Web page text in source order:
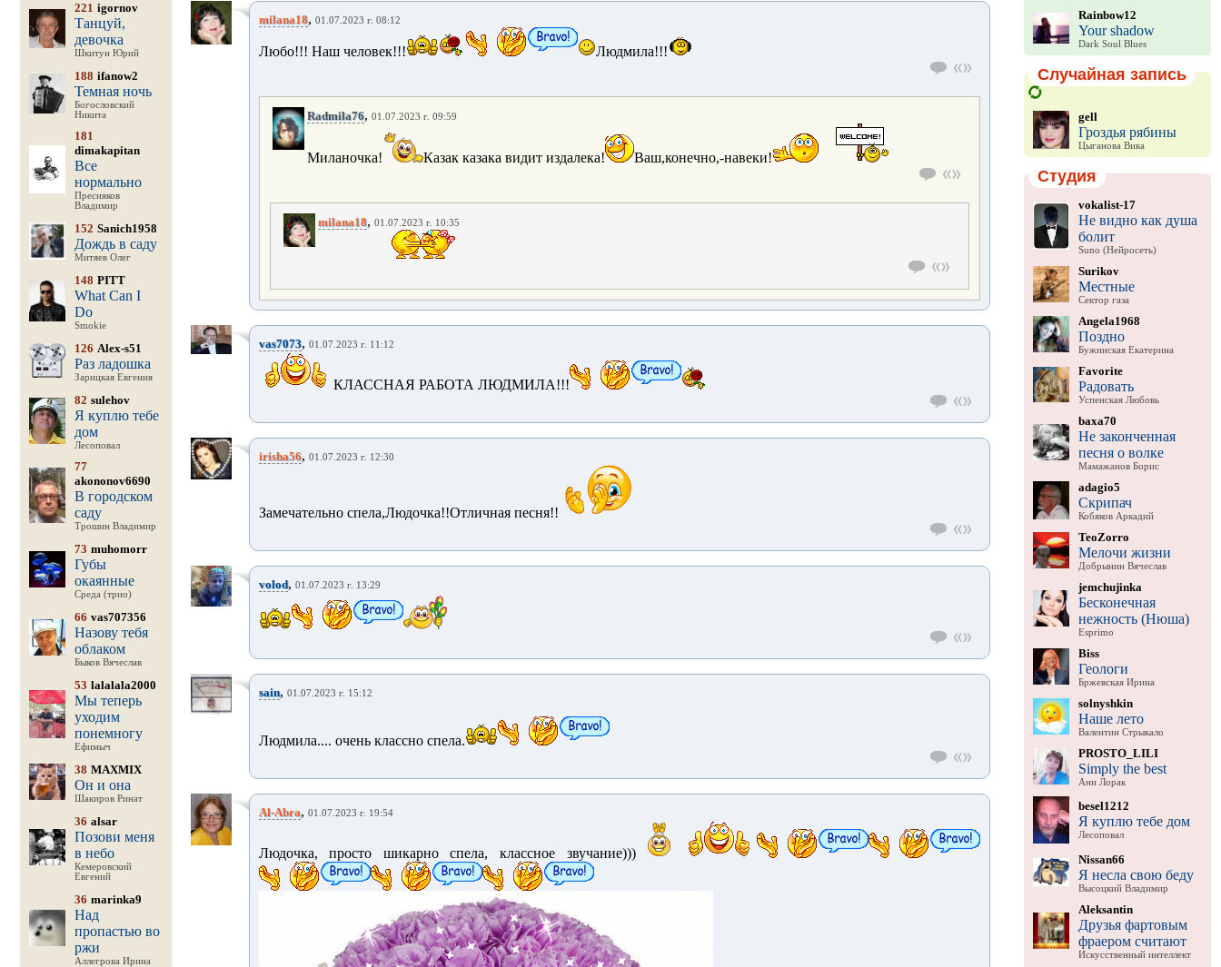
221 igornov
Танцуй,
девочка
Шкитун Юрий
188 ifanow2
Темная ночь
Богословский
Никита
181
dimakapitan
Все
нормально
Пресняков
Владимир
152 Sanich1958
Дождь в саду
Митяев Олег
148 PITT
What Can I
Do
Smokie
126 Alex-s51
Раз ладошка
Зарицкая Евгения
82 sulehov
Я куплю тебе
дом
Лесоповал
77
akononov6690
В городском
саду
Трошин Владимир
73 muhomorr
Губы
окаянные
Среда (трио)
66 vas707356
Назову тебя
облаком
Быков Вячеслав
53 lalalala2000
Мы теперь
уходим
понемногу
Ефимыч
38 MAXMIX
Он и она
Шакиров Ринат
36 alsar
Позови меня
в небо
Кемеровский
Евгений
36 marinka9
Над
пропастью во
ржи
Аллегрова Ирина
milana18, 01.07.2023 г. 08:12
Любо!!! Наш человек!!! Людмила!!!
Radmila76, 01.07.2023 г. 09:59
Миланочка! Казак казака видит издалека! Ваш,конечно,-навеки!
milana18, 01.07.2023 г. 10:35
vas7073, 01.07.2023 г. 11:12
КЛАССНАЯ РАБОТА ЛЮДМИЛА!!!
irisha56, 01.07.2023 г. 12:30
Замечательно спела,Людочка!!Отличная песня!!
volod, 01.07.2023 г. 13:29
sain, 01.07.2023 г. 15:12
Людмила.... очень классно спела.
Al-Abra, 01.07.2023 г. 19:54
Людочка, просто шикарно спела, классное звучание)))
Rainbow12
Your shadow
Dark Soul Blues
Случайная запись
gell
Гроздья рябины
Цыганова Вика
Студия
vokalist-17
Не видно как душа
болит
Suno (Нейросеть)
Surikov
Местные
Сектор газа
Angela1968
Поздно
Бужинская Екатерина
Favorite
Радовать
Успенская Любовь
baxa70
Не законченная
песня о волке
Мамажанов Борис
adagio5
Скрипач
Кобяков Аркадий
TeoZorro
Мелочи жизни
Добрынин Вячеслав
jemchujinka
Бесконечная
нежность (Нюша)
Esprimo
Biss
Геологи
Бржевская Ирина
solnyshkin
Наше лето
Валентин Стрыкало
PROSTO_LILI
Simply the best
Ани Лорак
besel1212
Я куплю тебе дом
Лесоповал
Nissan66
Я несла свою беду
Высоцкий Владимир
Aleksantin
Друзья фартовым
фраером считают
Искусственный интеллект